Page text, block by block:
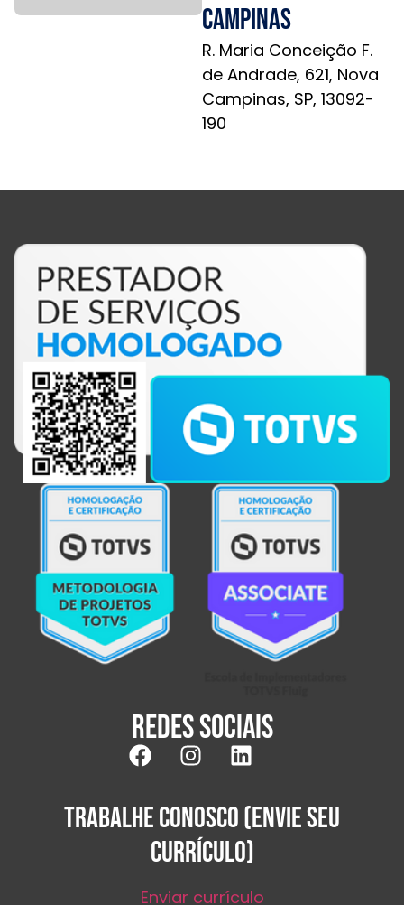
Campinas
R. Maria Conceição F.
de Andrade, 621, Nova
Campinas, SP, 13092-
190
Redes sociais
TRABALHE CONOSCO (ENVIE SEU
CURRÍCULO)
Enviar currículo